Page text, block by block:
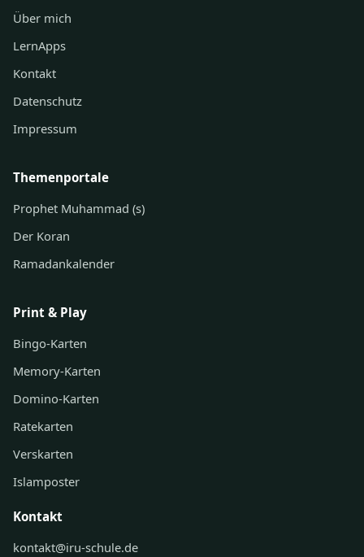
Über mich
LernApps
Kontakt
Datenschutz
Impressum
Themenportale
Prophet Muhammad (s)
Der Koran
Ramadankalender
Print & Play
Bingo-Karten
Memory-Karten
Domino-Karten
Ratekarten
Verskarten
Islamposter
Kontakt
kontakt@iru-schule.de